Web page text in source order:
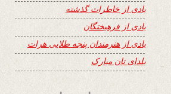
یادی از خاطرات گذشته
یادی از فرهیختگان
یادی از هنرمندان پنجه طلایی هرات
یلدای تان مبارک